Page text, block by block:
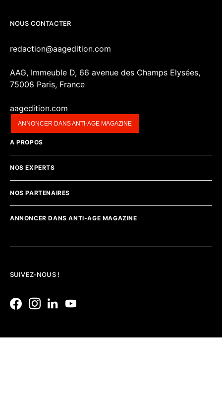
NOUS CONTACTER
redaction@aagedition.com
AAG, Immeuble D, 66 avenue des Champs Elysées,
75008 Paris, France
aagedition.com
ANNONCER DANS ANTI-AGE MAGAZINE
A PROPOS
NOS EXPERTS
NOS PARTENAIRES
ANNONCER DANS ANTI-AGE MAGAZINE
SUIVEZ-NOUS !